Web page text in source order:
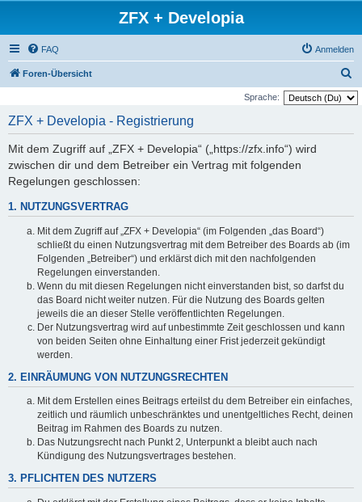
ZFX + Developia
FAQ Anmelden
Foren-Übersicht
u
Sprache:
ZFX + Developia - Registrierung
Mit dem Zugriff auf „ZFX + Developia“ („https://zfx.info“) wird
zwischen dir und dem Betreiber ein Vertrag mit folgenden
Regelungen geschlossen:
1. NUTZUNGSVERTRAG
Mit dem Zugriff auf „ZFX + Developia“ (im Folgenden „das Board“)
schließt du einen Nutzungsvertrag mit dem Betreiber des Boards ab (im
Folgenden „Betreiber“) und erklärst dich mit den nachfolgenden
Regelungen einverstanden.
Wenn du mit diesen Regelungen nicht einverstanden bist, so darfst du
das Board nicht weiter nutzen. Für die Nutzung des Boards gelten
jeweils die an dieser Stelle veröffentlichten Regelungen.
Der Nutzungsvertrag wird auf unbestimmte Zeit geschlossen und kann
von beiden Seiten ohne Einhaltung einer Frist jederzeit gekündigt
werden.
2. EINRÄUMUNG VON NUTZUNGSRECHTEN
Mit dem Erstellen eines Beitrags erteilst du dem Betreiber ein einfaches,
zeitlich und räumlich unbeschränktes und unentgeltliches Recht, deinen
Beitrag im Rahmen des Boards zu nutzen.
Das Nutzungsrecht nach Punkt 2, Unterpunkt a bleibt auch nach
Kündigung des Nutzungsvertrages bestehen.
3. PFLICHTEN DES NUTZERS